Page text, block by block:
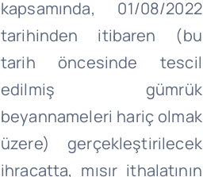
kapsamında, 01/08/2022
tarihinden itibaren (bu
tarih öncesinde tescil
edilmiş gümrük
beyannameleri hariç olmak
üzere) gerçekleştirilecek
ihracatta, mısır ithalatının